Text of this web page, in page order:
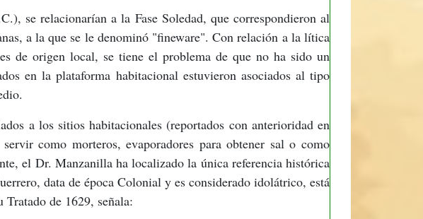
se relacionarían a la Fase Soledad, que correspondieron al
a la que se le denominó "fineware". Con relación a la lítica
de origen local, se tiene el problema de que no ha sido un
en la plataforma habitacional estuvieron asociados al tipo
a los sitios habitacionales (reportados con anterioridad en
como morteros, evaporadores para obtener sal o como
el Dr. Manzanilla ha localizado la única referencia histórica
data de época Colonial y es considerado idolátrico, está
de 1629, señala: